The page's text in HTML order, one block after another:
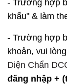
- Trường hợp
khẩu" & làm
- Trường hợp
khoản, vui lòng
Diện Chẩn
đăng nhập +